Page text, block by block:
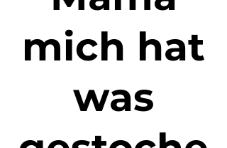
mich hat
was